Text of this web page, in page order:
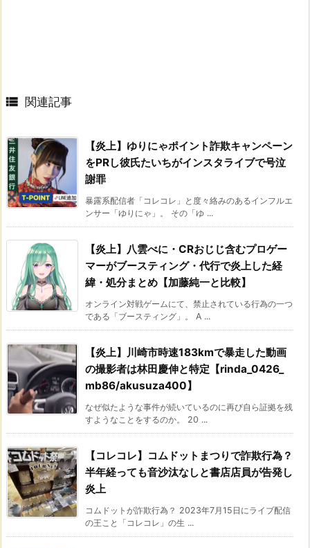
 関連記事
【炎上】ゆりにゃポイント詐欺キャンペーン
をPRし彼氏たいちがインスタライブで号泣
謝罪
暴露系配信者「コレコレ」と度々絡みのあるインフルエ
ンサー「ゆりにゃ」。 その「ゆ ...
【炎上】八雲べに・CRおじじ含むプロゲー
マーがブースティング・代行で炎上した経
緯・処分まとめ【加藤純一と比較】
オンライン対戦ゲームにて、禁止されている行為の一つ
である「ブースティング」。 A ...
【炎上】川崎市時速183kmで暴走した動画
の撮影者は林田慶伸と特定【rinda_0426_
mb86/akusuza400】
なぜ似たような事件が続いているのに再び自ら証拠を残
すようなことをするのか。 20 ...
【コレコレ】コムドットまつりで詐欺行為？
半年経っても音沙汰なしと書店店員が告発し
炎上
コムドットが詐欺行為？ 2023年7月15日にライブ配信
の王こと「コレコレ」の生 ...